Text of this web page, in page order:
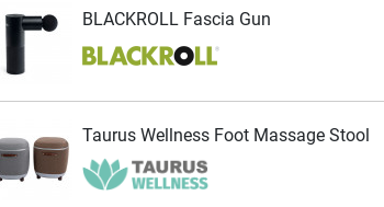
BLACKROLL Fascia Gun
Taurus Wellness Foot Massage Stool